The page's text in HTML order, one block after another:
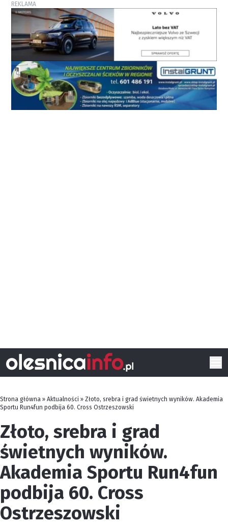
REKLAMA
Strona główna » Aktualności » Złoto, srebra i grad świetnych wyników. Akademia
Sportu Run4fun podbija 60. Cross Ostrzeszowski
Złoto, srebra i grad
świetnych wyników.
Akademia Sportu Run4fun
podbija 60. Cross
Ostrzeszowski